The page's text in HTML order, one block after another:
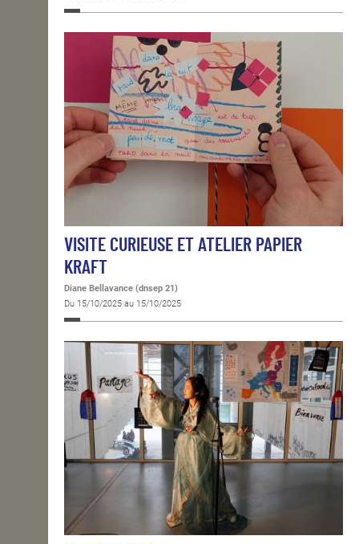
VISITE CURIEUSE ET ATELIER PAPIER
KRAFT
Diane Bellavance (dnsep 21)
Du 15/10/2025 au 15/10/2025